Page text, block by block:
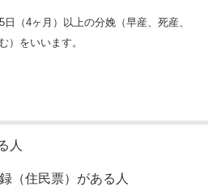
日（4ヶ月）以上の分娩（早産、死産、
）をいいます。
人
（住民票）がある人